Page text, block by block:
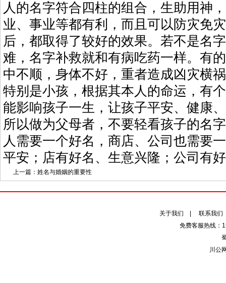
人的名字符合四柱的组合，生助用神
业、事业等都有利，而且可以防灾免
后，都取得了较好的效果。若不是名
难，名字补救就和有病吃药一样。有
中不顺，身体不好，重者造成凶灾横
特别是小孩，根据其本人的命运，有
能影响孩子一生，让孩子平安、健康
所以做为父母者，不要轻看孩子的名
人需要一个好名，商店、公司也需要
平安；店有好名、生意兴隆；公司有
上一篇： 姓名与婚姻的重要性
关于我们
联系我们
免费客服热线：
川公